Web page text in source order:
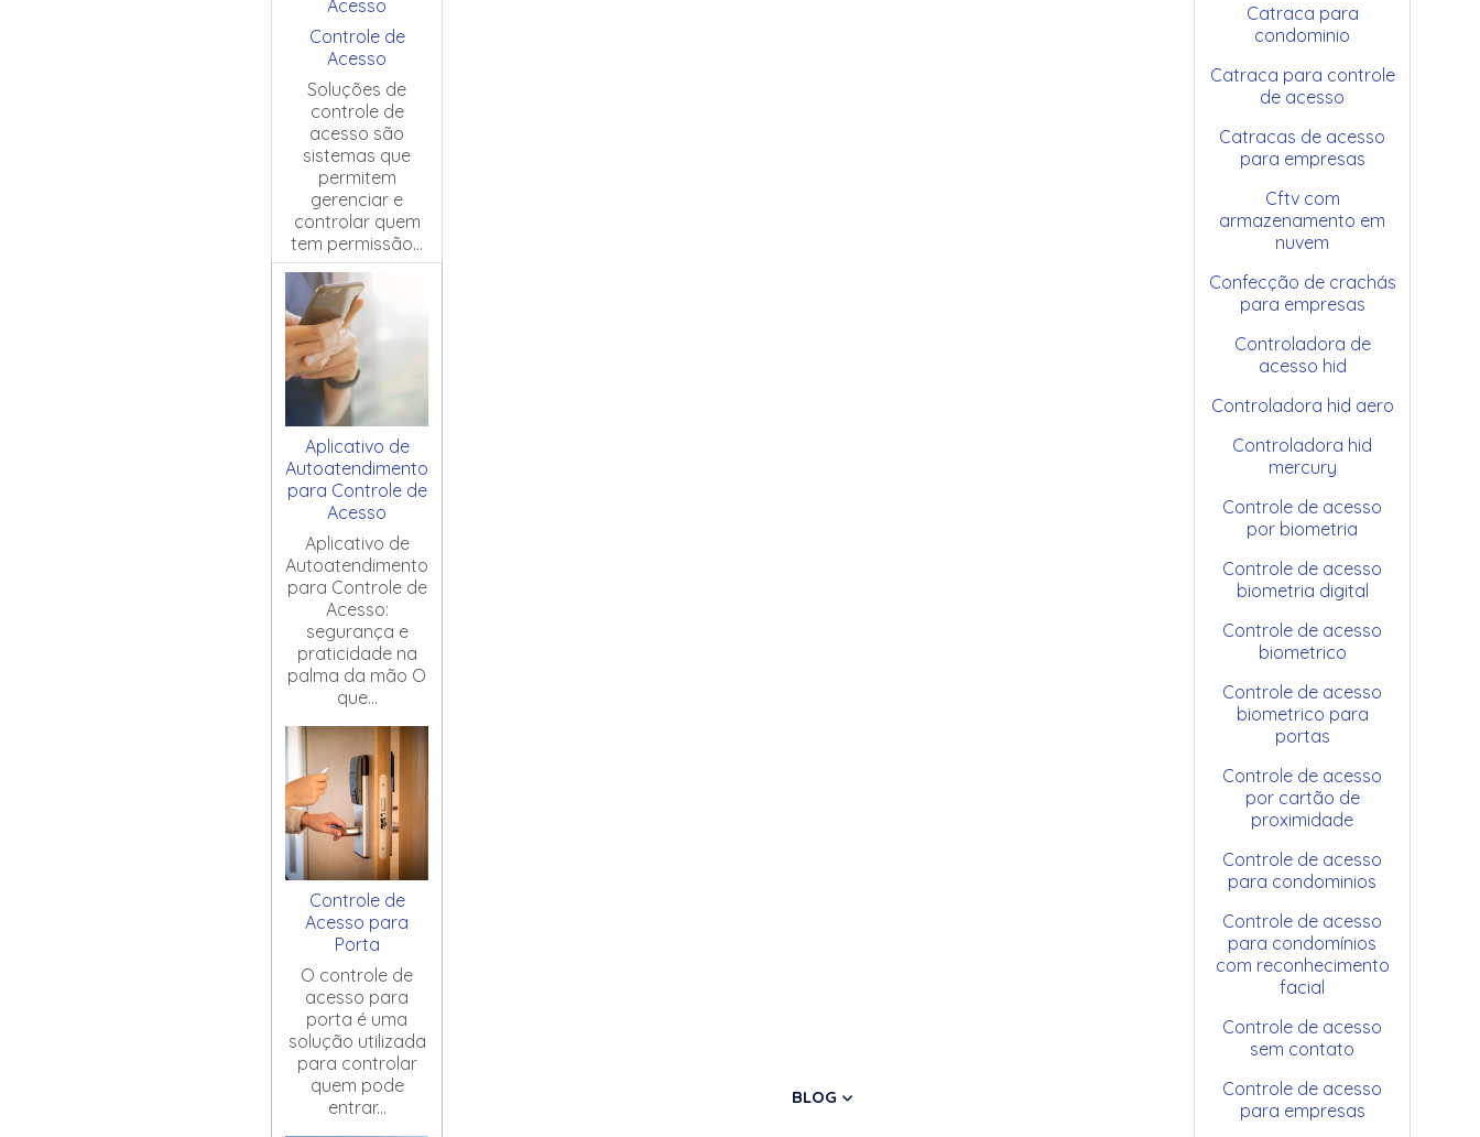
Controle de
Acesso
Soluções de
controle de
acesso são
sistemas que
permitem
gerenciar e
controlar quem
tem permissão...
Aplicativo de
Autoatendimento
para Controle de
Acesso
Aplicativo de
Autoatendimento
para Controle de
Acesso:
segurança e
praticidade na
palma da mão O
que...
Controle de
Acesso para
Porta
O controle de
acesso para
porta é uma
solução utilizada
para controlar
quem pode
entrar...
BLOG
Catraca para
condominio
Catraca para controle
de acesso
Catracas de acesso
para empresas
Cftv com
armazenamento em
nuvem
Confecção de crachás
para empresas
Controladora de
acesso hid
Controladora hid aero
Controladora hid
mercury
Controle de acesso
por biometria
Controle de acesso
biometria digital
Controle de acesso
biometrico
Controle de acesso
biometrico para
portas
Controle de acesso
por cartão de
proximidade
Controle de acesso
para condominios
Controle de acesso
para condomínios
com reconhecimento
facial
Controle de acesso
sem contato
Controle de acesso
para empresas